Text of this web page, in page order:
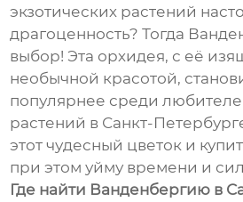
экзотических растений
драгоценность? Тогда
выбор! Эта орхидея, с её
необычной красотой,
популярнее среди
растений в Санкт-
этот чудесный цветок и
при этом уйму времени и
Где найти Ванденбергию в